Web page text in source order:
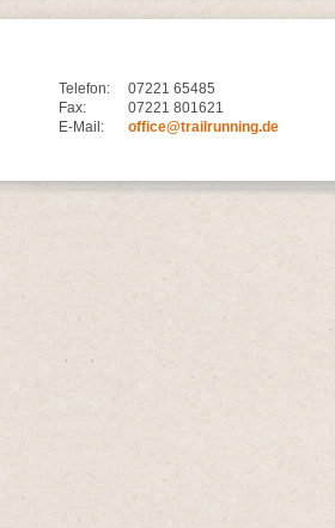
Telefon:
07221 65485
Fax:
07221 801621
E-Mail:
office@trailrunning.de